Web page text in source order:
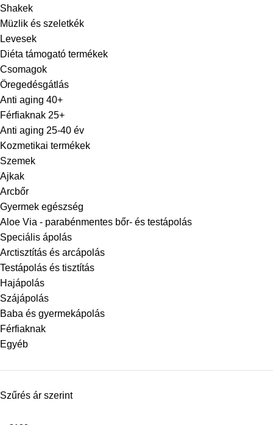
Shakek
Müzlik és szeletkék
Levesek
Diéta támogató termékek
Csomagok
Öregedésgátlás
Anti aging 40+
Férfiaknak 25+
Anti aging 25-40 év
Kozmetikai termékek
Szemek
Ajkak
Arcbőr
Gyermek egészség
Aloe Via - parabénmentes bőr- és testápolás
Speciális ápolás
Arctisztítás és arcápolás
Testápolás és tisztítás
Hajápolás
Szájápolás
Baba és gyermekápolás
Férfiaknak
Egyéb
Szűrés ár szerint